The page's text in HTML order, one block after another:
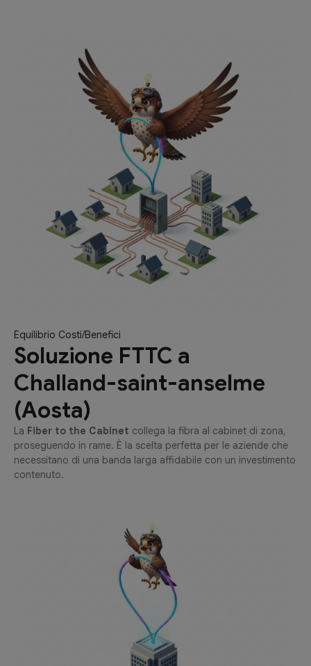
Equilibrio Costi/Benefici
Soluzione FTTC a
Challand-saint-anselme
(Aosta)
La Fiber to the Cabinet collega la fibra al cabinet di zona,
proseguendo in rame. È la scelta perfetta per le aziende che
necessitano di una banda larga affidabile con un investimento
contenuto.